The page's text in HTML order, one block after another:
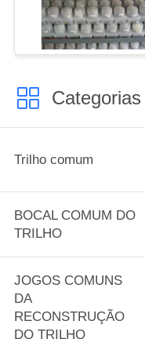
Trilho comum
BOCAL COMUM DO
TRILHO
JOGOS COMUNS
DA
RECONSTRUÇÃO
DO TRILHO